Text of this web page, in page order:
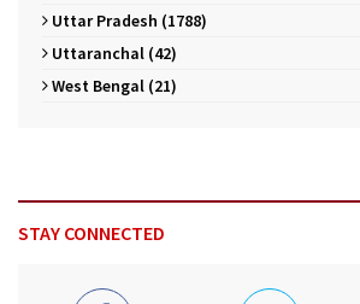
Uttar Pradesh (1788)
Uttaranchal (42)
West Bengal (21)
STAY CONNECTED